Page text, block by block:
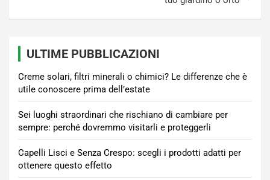
ULTIME PUBBLICAZIONI
Creme solari, filtri minerali o chimici? Le differenze che è
utile conoscere prima dell’estate
Sei luoghi straordinari che rischiano di cambiare per
sempre: perché dovremmo visitarli e proteggerli
Capelli Lisci e Senza Crespo: scegli i prodotti adatti per
ottenere questo effetto